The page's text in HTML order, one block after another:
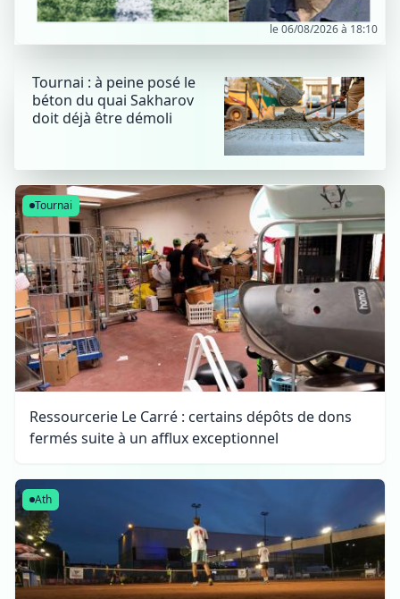
le 06/08/2026 à 18:10
Tournai : à peine posé le
béton du quai Sakharov
doit déjà être démoli
Tournai
Ressourcerie Le Carré : certains dépôts de dons
fermés suite à un afflux exceptionnel
Ath